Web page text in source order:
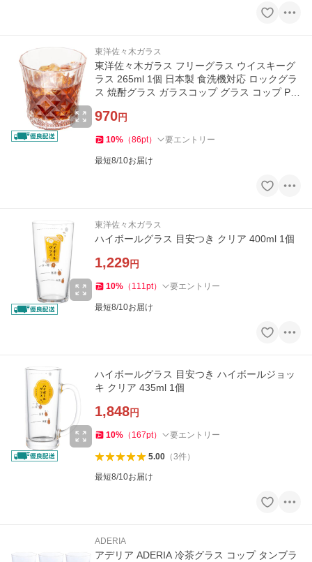
東洋佐々木ガラス
東洋佐々木ガラス フリーグラス ウイスキーグ
ラス 265ml 1個 日本製 食洗機対応 ロックグラ
ス 焼酎グラス ガラスコップ グラス コップ P-4
970円
10% （86pt） 要エントリー
最短8/10お届け
東洋佐々木ガラス
ハイボールグラス 目安つき クリア 400ml 1個
1,229円
10% （ 111pt） 要エントリー
最短8/10お届け
ハイボールグラス 目安つき ハイボールジョッ
キ クリア 435ml 1個
1,848円
10% （ 167pt） 要エントリー
5.00（3件）
最短8/10お届け
ADERIA
アデリア ADERIA 冷茶グラス コップ タンブラ